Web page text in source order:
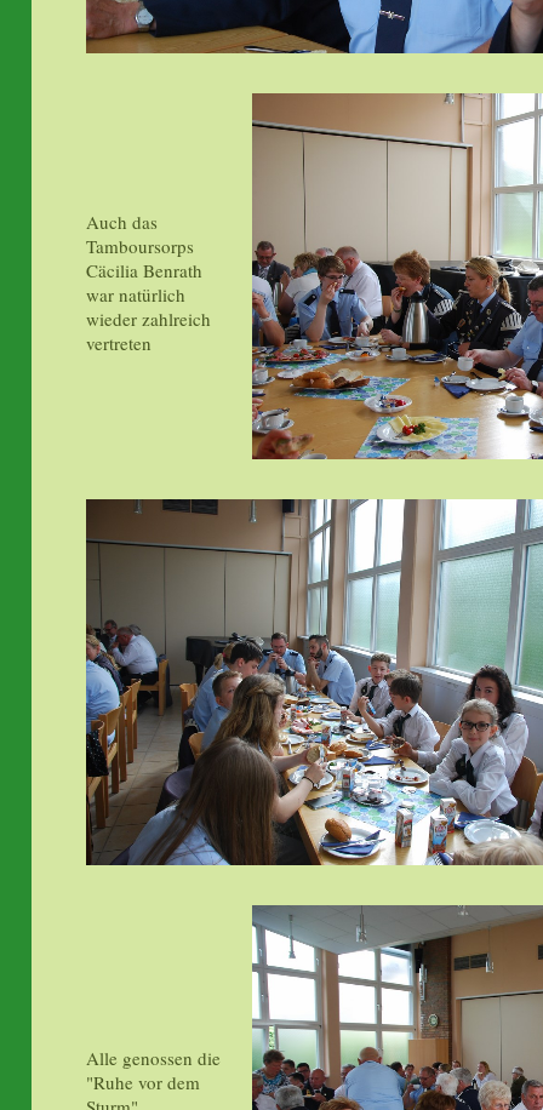
Auch das
Tamboursorps
Cäcilia Benrath
war natürlich
wieder zahlreich
vertreten
Alle genossen die
"Ruhe vor dem